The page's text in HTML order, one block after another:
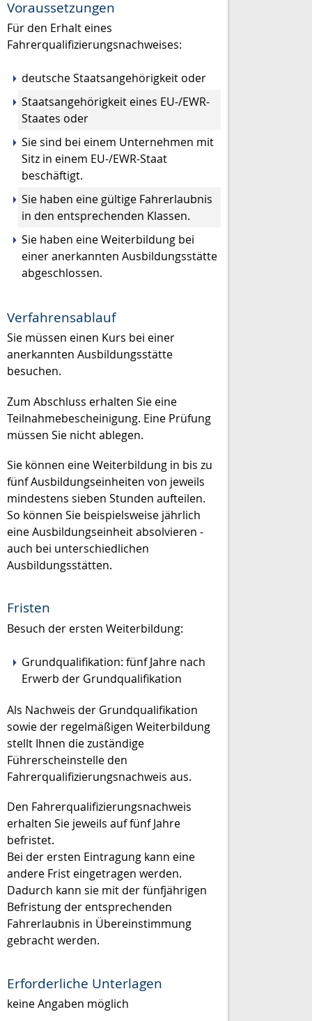
Voraussetzungen
Für den Erhalt eines
Fahrerqualifizierungsnachweises:
deutsche Staatsangehörigkeit oder
Staatsangehörigkeit eines EU-/EWR-
Staates oder
Sie sind bei einem Unternehmen mit
Sitz in einem EU-/EWR-Staat
beschäftigt.
Sie haben eine gültige Fahrerlaubnis
in den entsprechenden Klassen.
Sie haben eine Weiterbildung bei
einer anerkannten Ausbildungsstätte
abgeschlossen.
Verfahrensablauf
Sie müssen einen Kurs bei einer
anerkannten Ausbildungsstätte
besuchen.
Zum Abschluss erhalten Sie eine
Teilnahmebescheinigung. Eine Prüfung
müssen Sie nicht ablegen.
Sie können eine Weiterbildung in bis zu
fünf Ausbildungseinheiten von jeweils
mindestens sieben Stunden aufteilen.
So können Sie beispielsweise jährlich
eine Ausbildungseinheit absolvieren -
auch bei unterschiedlichen
Ausbildungsstätten.
Fristen
Besuch der ersten Weiterbildung:
Grundqualifikation: fünf Jahre nach
Erwerb der Grundqualifikation
Als Nachweis der Grundqualifikation
sowie der regelmäßigen Weiterbildung
stellt Ihnen die zuständige
Führerscheinstelle den
Fahrerqualifizierungsnachweis aus.
Den Fahrerqualifizierungsnachweis
erhalten Sie jeweils auf fünf Jahre
befristet.
Bei der ersten Eintragung kann eine
andere Frist eingetragen werden.
Dadurch kann sie mit der fünfjährigen
Befristung der entsprechenden
Fahrerlaubnis in Übereinstimmung
gebracht werden.
Erforderliche Unterlagen
keine Angaben möglich